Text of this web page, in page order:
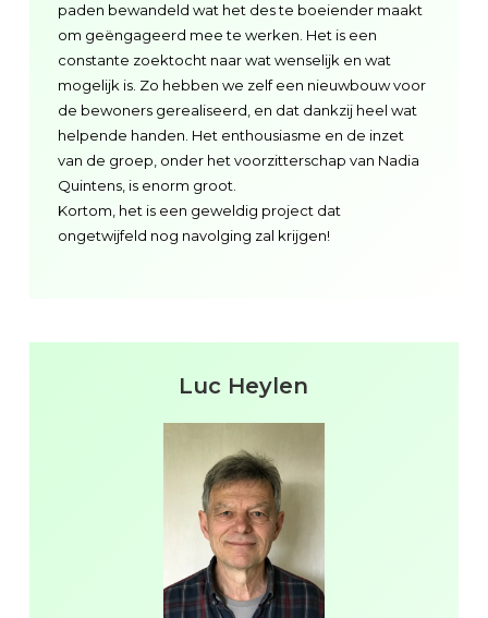
paden bewandeld wat het des te boeiender maakt
om geëngageerd mee te werken. Het is een
constante zoektocht naar wat wenselijk en wat
mogelijk is. Zo hebben we zelf een nieuwbouw voor
de bewoners gerealiseerd, en dat dankzij heel wat
helpende handen. Het enthousiasme en de inzet
van de groep, onder het voorzitterschap van Nadia
Quintens, is enorm groot.
Kortom, het is een geweldig project dat
ongetwijfeld nog navolging zal krijgen!
Luc Heylen